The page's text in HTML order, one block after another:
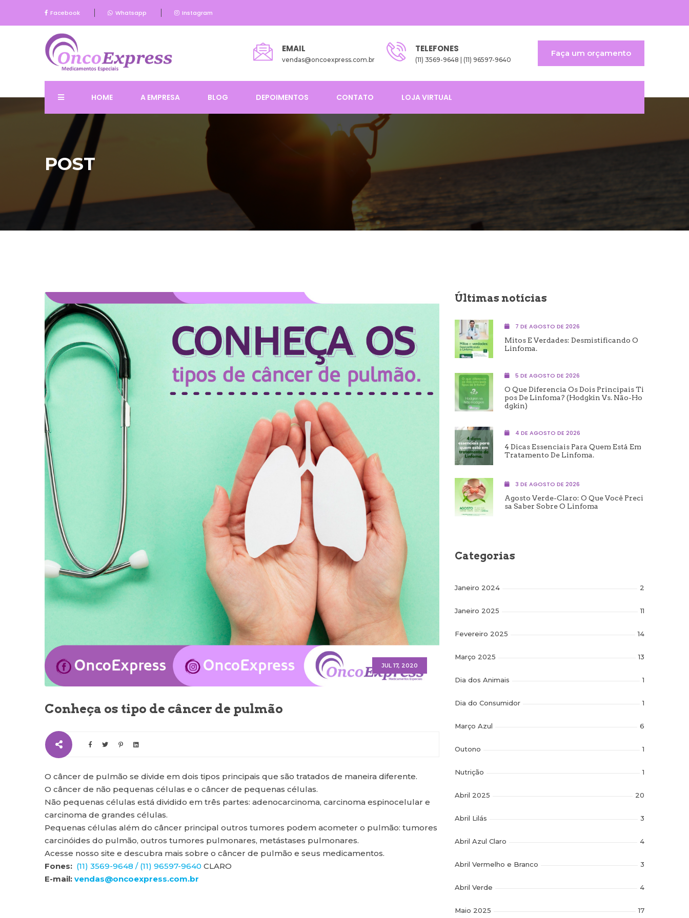
Facebook Whatsapp Instagram
EMAIL
vendas@oncoexpress.com.br
TELEFONES
(11) 3569-9648 | (11) 96597-9640
Faça um orçamento
HOME A EMPRESA BLOG DEPOIMENTOS CONTATO LOJA VIRTUAL
POST
JUL 17, 2020
Conheça os tipo de câncer de pulmão
O câncer de pulmão se divide em dois tipos principais que são tratados de maneira diferente.
O câncer de não pequenas células e o câncer de pequenas células.
Não pequenas células está dividido em três partes: adenocarcinoma, carcinoma espinocelular e
carcinoma de grandes células.
Pequenas células além do câncer principal outros tumores podem acometer o pulmão: tumores
carcinóides do pulmão, outros tumores pulmonares, metástases pulmonares.
Acesse nosso site e descubra mais sobre o câncer de pulmão e seus medicamentos.
Fones: (11) 3569-9648 / (11) 96597-9640 CLARO
E-mail: vendas@oncoexpress.com.br
Últimas notícias
7 DE AGOSTO DE 2026
Mitos E Verdades: Desmistificando O
Linfoma.
5 DE AGOSTO DE 2026
O Que Diferencia Os Dois Principais Ti
Pos De Linfoma? (Hodgkin Vs. Não-Ho
Dgkin)
4 DE AGOSTO DE 2026
4 Dicas Essenciais Para Quem Está Em
Tratamento De Linfoma.
3 DE AGOSTO DE 2026
Agosto Verde-Claro: O Que Você Preci
Sa Saber Sobre O Linfoma
Categorias
Janeiro 2024 2
Janeiro 2025 11
Fevereiro 2025 14
Março 2025 13
Dia dos Animais 1
Dia do Consumidor 1
Março Azul 6
Outono 1
Nutrição 1
Abril 2025 20
Abril Lilás 3
Abril Azul Claro 4
Abril Vermelho e Branco 3
Abril Verde 4
Maio 2025 17